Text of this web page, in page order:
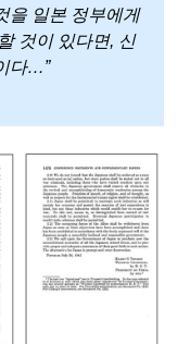
을 일본 정부에게
것이 있다면, 신
다…”